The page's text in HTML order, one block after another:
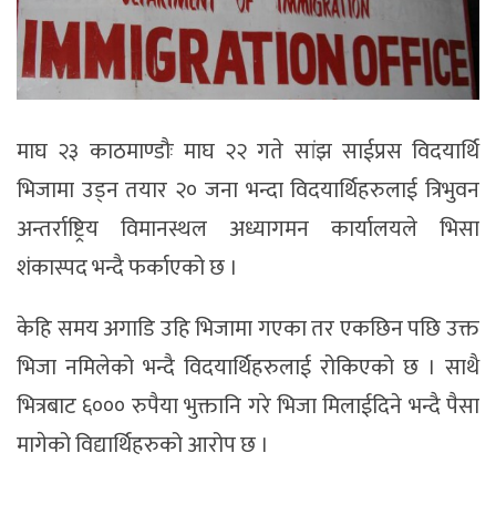
माघ २३ काठमाण्डौः माघ २२ गते सांझ साईप्रस विदयार्थि
भिजामा उड्न तयार २० जना भन्दा विदयार्थिहरुलाई त्रिभुवन
अन्तर्राष्ट्रिय विमानस्थल अध्यागमन कार्यालयले भिसा
शंकास्पद भन्दै फर्काएको छ ।
केहि समय अगाडि उहि भिजामा गएका तर एकछिन पछि उक्त
भिजा नमिलेको भन्दै विदयार्थिहरुलाई रोकिएको छ । साथै
भित्रबाट ६००० रुपैया भुक्तानि गरे भिजा मिलाईदिने भन्दै पैसा
मागेको विद्यार्थिहरुको आरोप छ ।